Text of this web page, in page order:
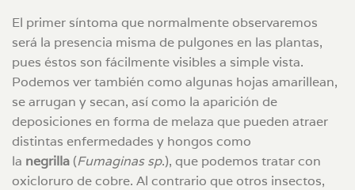
El primer síntoma que normalmente observaremos
será la presencia misma de pulgones en las plantas,
pues éstos son fácilmente visibles a simple vista.
Podemos ver también como algunas hojas amarillean,
se arrugan y secan, así como la aparición de
deposiciones en forma de melaza que pueden atraer
distintas enfermedades y hongos como
la negrilla (Fumaginas sp.), que podemos tratar con
oxicloruro de cobre. Al contrario que otros insectos,